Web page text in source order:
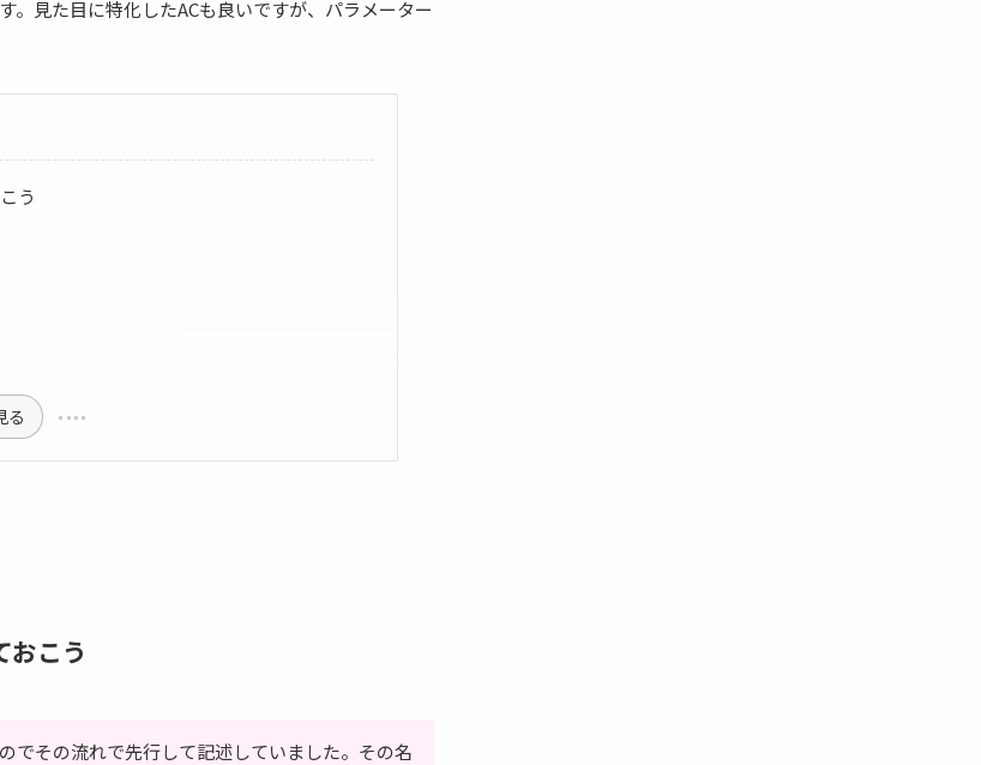
見た目に特化したACも良いですが、パラメーター
う
る
おこう
でその流れで先行して記述していました。その名